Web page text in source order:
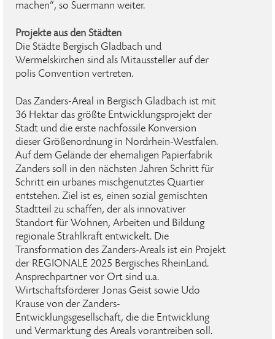
machen“, so Suermann weiter.
Projekte aus den Städten
Die Städte Bergisch Gladbach und
Wermelskirchen sind als Mitaussteller auf der
polis Convention vertreten.
Das Zanders-Areal in Bergisch Gladbach ist mit
36 Hektar das größte Entwicklungsprojekt der
Stadt und die erste nachfossile Konversion
dieser Größenordnung in Nordrhein-Westfalen.
Auf dem Gelände der ehemaligen Papierfabrik
Zanders soll in den nächsten Jahren Schritt für
Schritt ein urbanes mischgenutztes Quartier
entstehen. Ziel ist es, einen sozial gemischten
Stadtteil zu schaffen, der als innovativer
Standort für Wohnen, Arbeiten und Bildung
regionale Strahlkraft entwickelt. Die
Transformation des Zanders-Areals ist ein Projekt
der REGIONALE 2025 Bergisches RheinLand.
Ansprechpartner vor Ort sind u.a.
Wirtschaftsförderer Jonas Geist sowie Udo
Krause von der Zanders-
Entwicklungsgesellschaft, die die Entwicklung
und Vermarktung des Areals vorantreiben soll.